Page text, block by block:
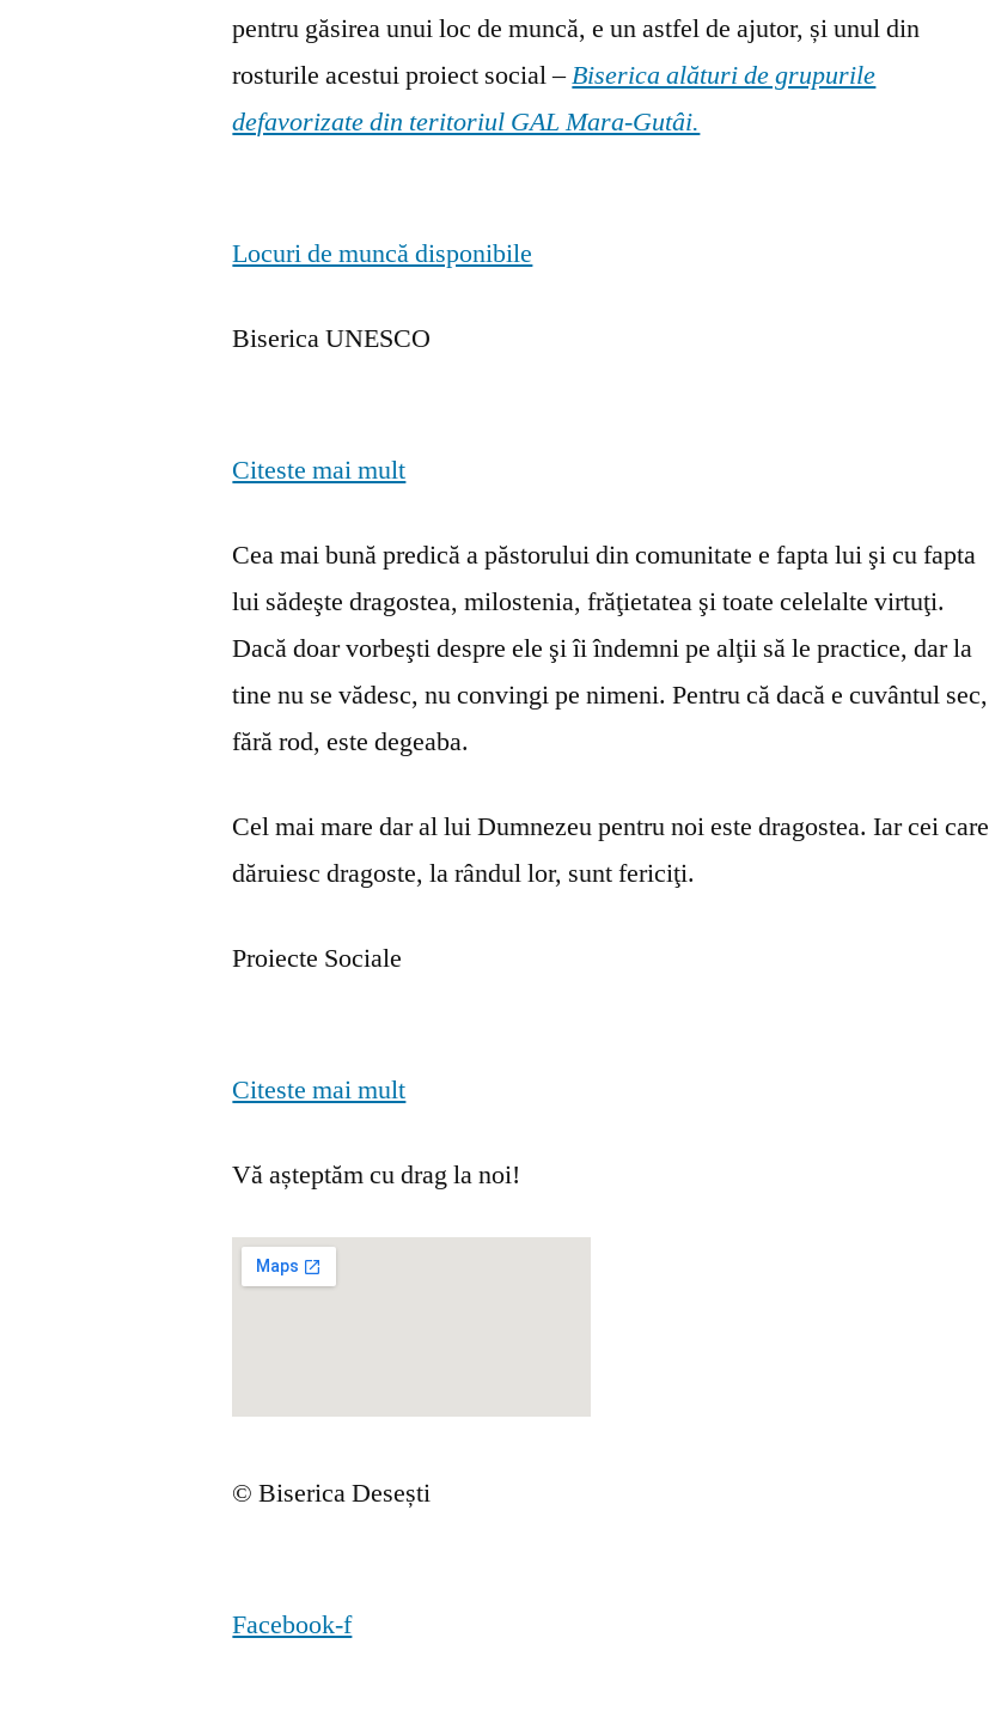
pentru găsirea unui loc de muncă, e un astfel de ajutor, și unul din
rosturile acestui proiect social –Biserica alături de grupurile
defavorizate din teritoriul GAL Mara-Gutâi.
Locuri de muncă disponibile
Biserica UNESCO
Citeste mai mult
Cea mai bună predică a păstorului din comunitate e fapta lui şi cu fapta
lui sădeşte dragostea, milostenia, frăţietatea şi toate celelalte virtuţi.
Dacă doar vorbeşti despre ele şi îi îndemni pe alţii să le practice, dar la
tine nu se vă­desc, nu convingi pe nimeni. Pentru că dacă e cuvântul sec,
fără rod, este degeaba.
Cel mai mare dar al lui Dumnezeu pentru noi este dragostea. Iar cei care
dăruiesc dragoste, la rândul lor, sunt fericiţi.
Proiecte Sociale
Citeste mai mult
Vă așteptăm cu drag la noi!
© Biserica Desești
Facebook-f